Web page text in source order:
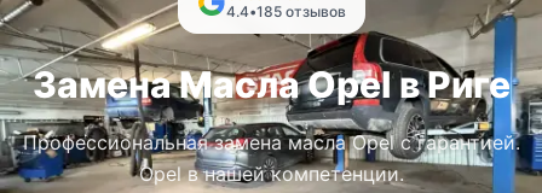
4.4•185 отзывов
Замена Масла Opel в Риге
Профессиональная замена масла Opel с гарантией.
Opel в нашей компетенции.